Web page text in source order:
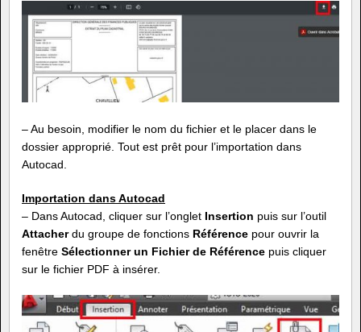
– Au besoin, modifier le nom du fichier et le placer dans le
dossier approprié. Tout est prêt pour l’importation dans
Autocad.
Importation dans Autocad
– Dans Autocad, cliquer sur l’onglet Insertion puis sur l’outil
Attacherdu groupe de fonctions Référence pour ouvrir la
fenêtre Sélectionner un Fichier de Référence puis cliquer
sur le fichier PDF à insérer.